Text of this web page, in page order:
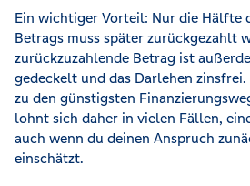
Ein wichtiger Vorteil: Nur die Hälfte
Betrags muss später zurückgezahlt
zurückzuzahlende Betrag ist
gedeckelt und das Darlehen
zu den günstigsten
lohnt sich daher in vielen Fällen,
auch wenn du deinen Anspruch
einschätzt.